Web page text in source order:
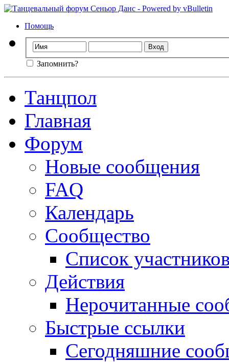
Помощь
Запомнить?
Танцпол
Главная
Форум
Новые сообщения
FAQ
Календарь
Сообщество
Список
Действия
Нерочитанные
Быстрые ссылки
Сегодняшние